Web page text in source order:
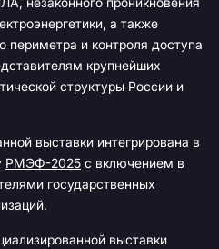
а также
периметра и контроля доступа
крупнейших
структуры России и
выставки интегрирована в
РМЭФ-2025 с включением в
государственных
выставки